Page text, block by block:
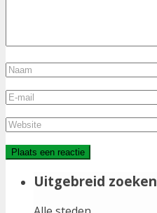
Uitgebreid zoeken